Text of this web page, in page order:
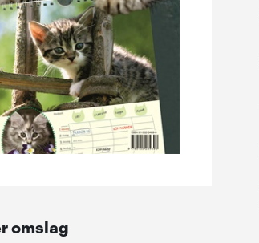
omslag